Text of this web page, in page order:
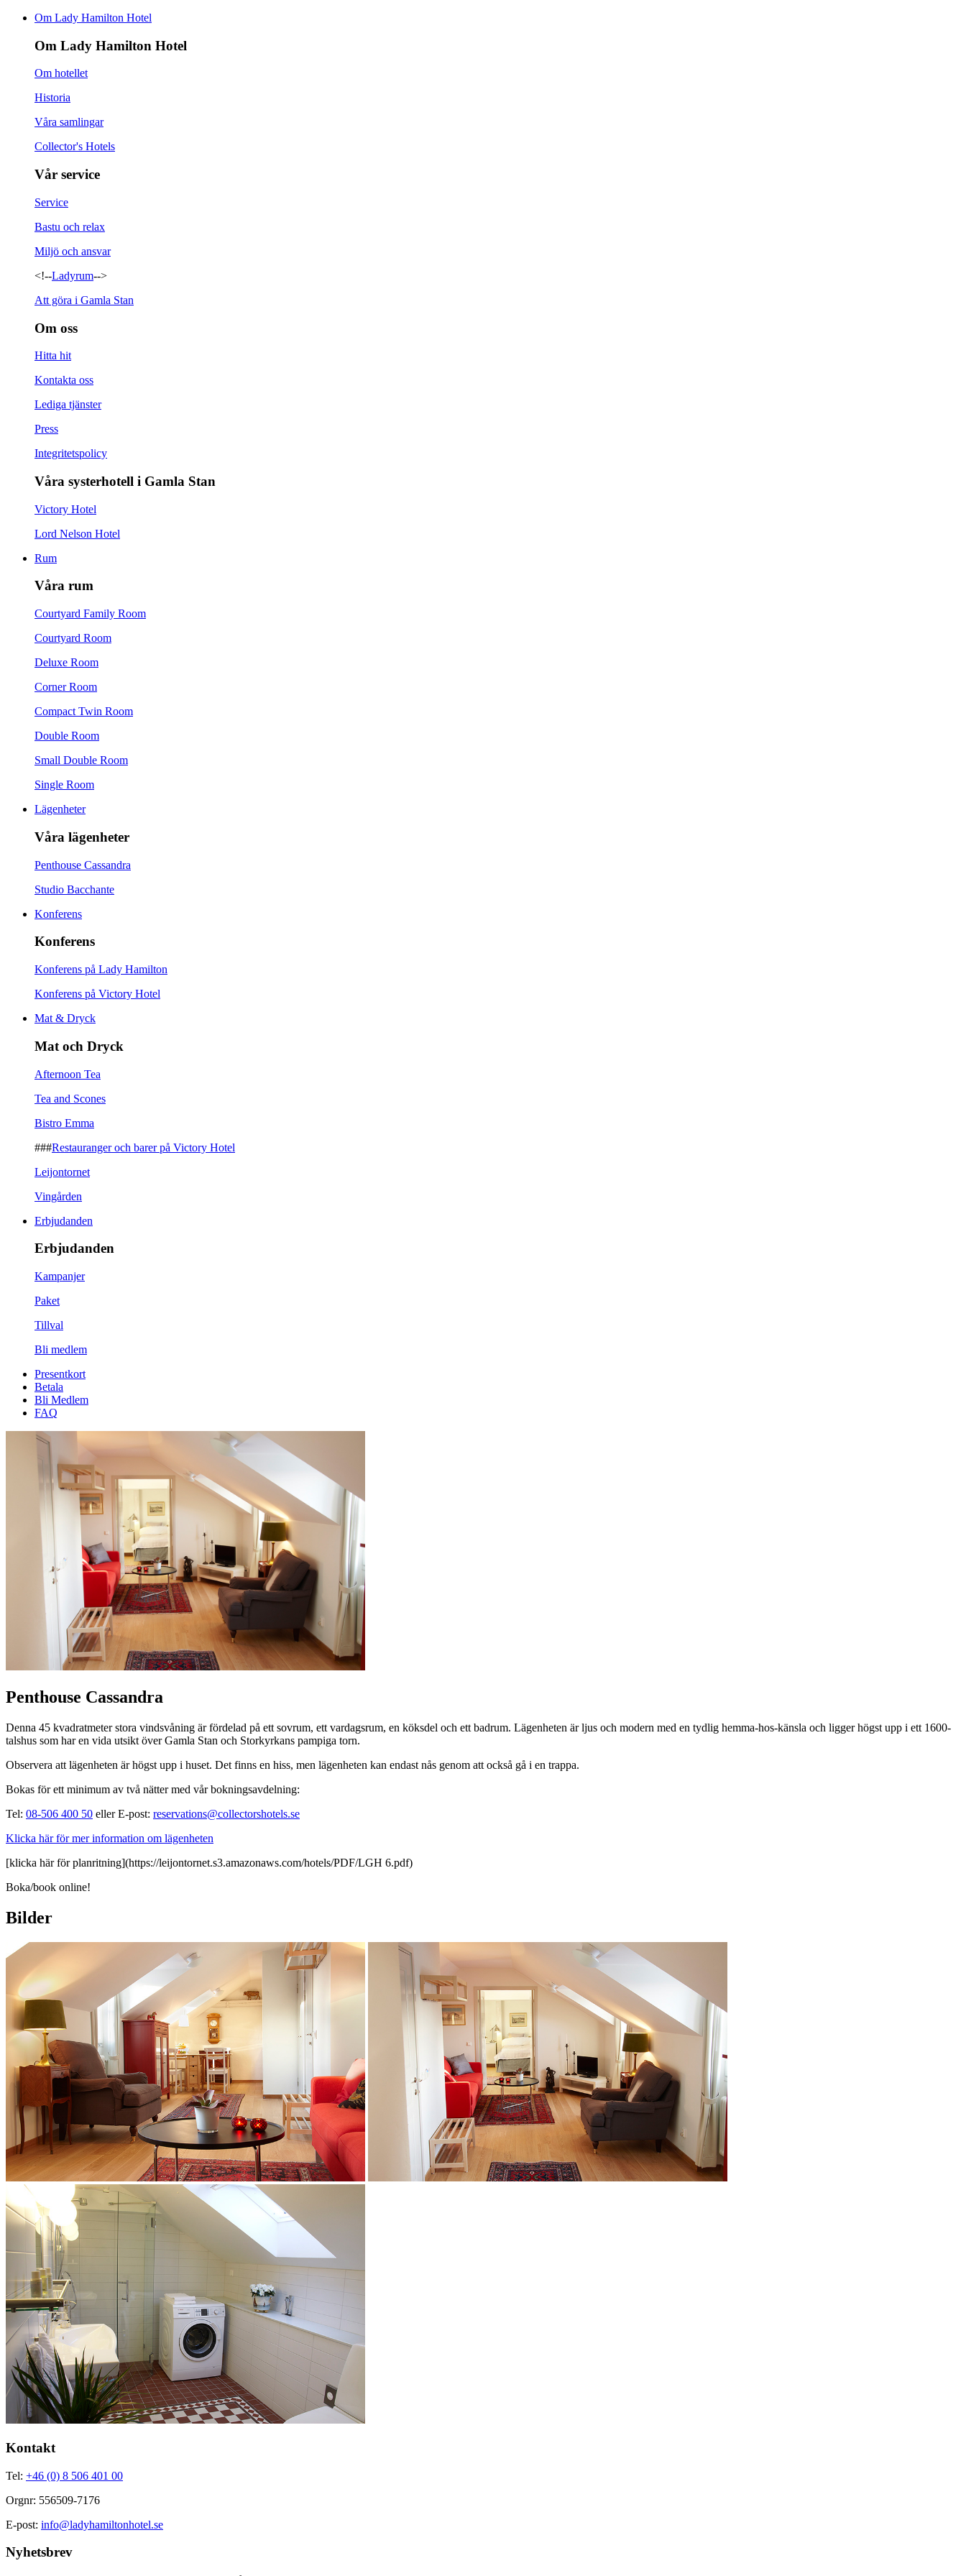
Om Lady Hamilton Hotel
Om Lady Hamilton Hotel
Om hotellet
Historia
Våra samlingar
Collector's Hotels
Vår service
Service
Bastu och relax
Miljö och ansvar
<!--Ladyrum-->
Att göra i Gamla Stan
Om oss
Hitta hit
Kontakta oss
Lediga tjänster
Press
Integritetspolicy
Våra systerhotell i Gamla Stan
Victory Hotel
Lord Nelson Hotel
Rum
Våra rum
Courtyard Family Room
Courtyard Room
Deluxe Room
Corner Room
Compact Twin Room
Double Room
Small Double Room
Single Room
Lägenheter
Våra lägenheter
Penthouse Cassandra
Studio Bacchante
Konferens
Konferens
Konferens på Lady Hamilton
Konferens på Victory Hotel
Mat & Dryck
Mat och Dryck
Afternoon Tea
Tea and Scones
Bistro Emma
###Restauranger och barer på Victory Hotel
Leijontornet
Vingården
Erbjudanden
Erbjudanden
Kampanjer
Paket
Tillval
Bli medlem
Presentkort
Betala
Bli Medlem
FAQ
Penthouse Cassandra
Denna 45 kvadratmeter stora vindsvåning är fördelad på ett sovrum, ett vardagsrum, en köksdel och ett badrum. Lägenheten är ljus och modern med en tydlig hemma-hos-känsla och ligger högst upp i ett 1600-
talshus som har en vida utsikt över Gamla Stan och Storkyrkans pampiga torn.
Observera att lägenheten är högst upp i huset. Det finns en hiss, men lägenheten kan endast nås genom att också gå i en trappa.
Bokas för ett minimum av två nätter med vår bokningsavdelning:
Tel: 08-506 400 50 eller E-post: reservations@collectorshotels.se
Klicka här för mer information om lägenheten
[klicka här för planritning](https://leijontornet.s3.amazonaws.com/hotels/PDF/LGH 6.pdf)
Boka/book online!
Bilder
Kontakt
Tel: +46 (0) 8 506 401 00
Orgnr: 556509-7176
E-post: info@ladyhamiltonhotel.se
Nyhetsbrev